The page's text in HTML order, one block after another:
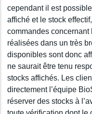
cependant il est
affiché et le stock
commandes concernant
réalisées dans un très
disponibles sont donc
ne saurait être tenu
stocks affichés. Les
directement l’équipe
réserver des stocks à